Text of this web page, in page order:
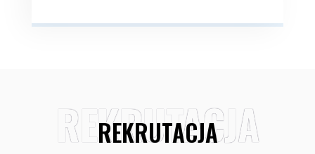
REKRUTACJA
REKRUTACJA